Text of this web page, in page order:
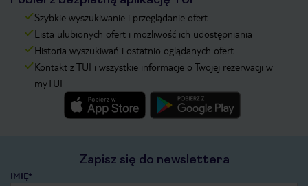
Szybkie wyszukiwanie i przeglądanie ofert
Lista ulubionych ofert i możliwość ich udostępniania
Historia wyszukiwań i ostatnio oglądanych ofert
Kontakt z TUI i wszystkie informacje o Twojej rezerwacji w
myTUI
Zapisz się do newslettera
IMIĘ*